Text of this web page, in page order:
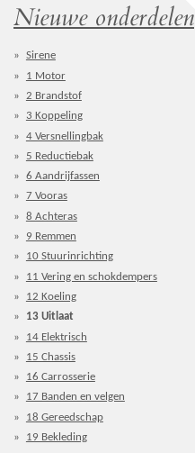
Nieuwe onderdelen
Sirene
1 Motor
2 Brandstof
3 Koppeling
4 Versnellingbak
5 Reductiebak
6 Aandrijfassen
7 Vooras
8 Achteras
9 Remmen
10 Stuurinrichting
11 Vering en schokdempers
12 Koeling
13 Uitlaat
14 Elektrisch
15 Chassis
16 Carrosserie
17 Banden en velgen
18 Gereedschap
19 Bekleding